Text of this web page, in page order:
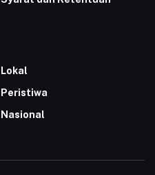
Lokal
Peristiwa
Nasional